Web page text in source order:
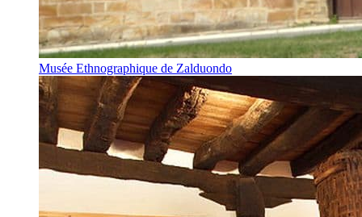
Musée Ethnographique de Zalduondo